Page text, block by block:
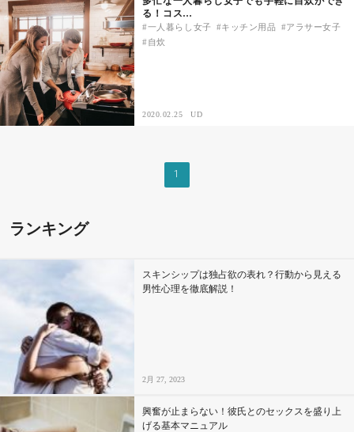
マッチングアプリ
結婚相談所
あるある
特集
占い・診断
ファッション・美容
グルメ
趣味・旅行
る！コス…
一人暮らし女子 キッチン用品
アラサー女子
自炊
2020.02.25 UD
1
ランキング
スキンシップは独占欲の表れ？行動から見える
男性心理を徹底解説！
2月 27, 2023
興奮が止まらない！彼氏とのセックスを盛り上
げる基本マニュアル